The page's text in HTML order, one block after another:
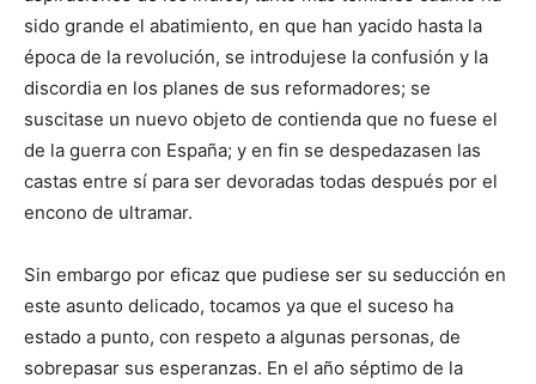
sido grande el abatimiento, en que han yacido hasta la
época de la revolución, se introdujese la confusión y la
discordia en los planes de sus reformadores; se
suscitase un nuevo objeto de contienda que no fuese el
de la guerra con España; y en fin se despedazasen las
castas entre sí para ser devoradas todas después por el
encono de ultramar.
Sin embargo por eficaz que pudiese ser su seducción en
este asunto delicado, tocamos ya que el suceso ha
estado a punto, con respeto a algunas personas, de
sobrepasar sus esperanzas. En el año séptimo de la